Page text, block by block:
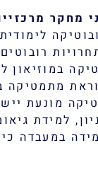
מחקר
במוזיאון
מתמטיקה
מונעת
למידת
במעבדה